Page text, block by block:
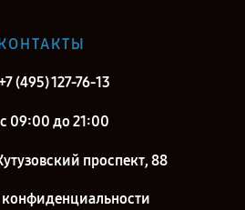
(495) 127-76-13
c 09:00 до 21:00
проспект, 88